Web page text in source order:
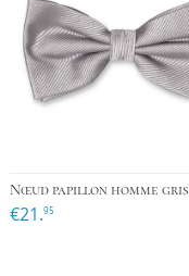
Nœud papillon homme gris
€21.95